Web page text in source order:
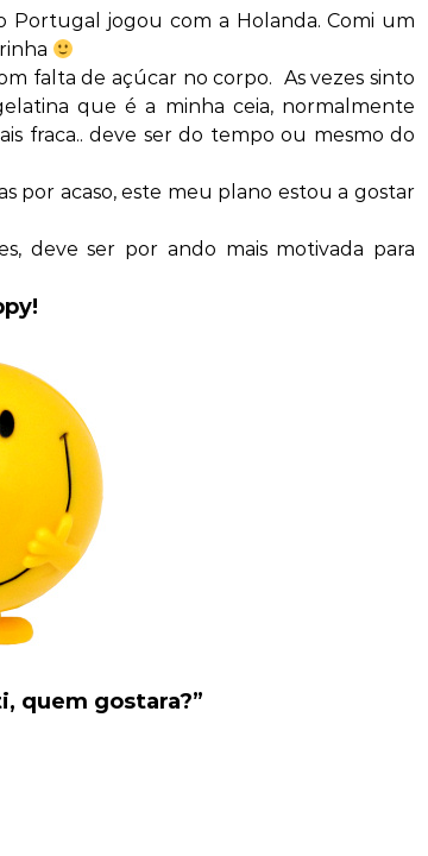
Portugal jogou com a Holanda. Comi um
falta de açúcar no corpo. As vezes sinto
que é a minha ceia, normalmente
fraca.. deve ser do tempo ou mesmo do
por acaso, este meu plano estou a gostar
deve ser por ando mais motivada para
quem gostara?”